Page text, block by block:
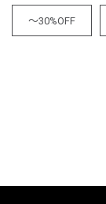
～30%OFF